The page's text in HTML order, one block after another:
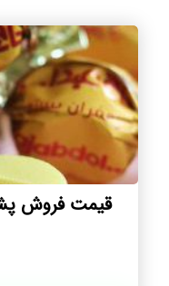
قیمت فروش